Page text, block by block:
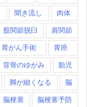
聞き流し 肉体
股関節脱臼 肩関節
胃がん手術 胃癌
背骨のゆがみ 胎児
脚が細くなる 脳
脳梗塞 脳梗塞予防